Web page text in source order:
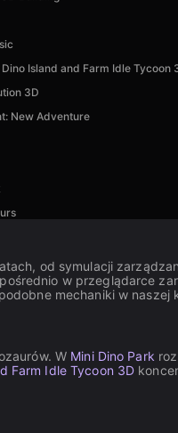
Island and Farm Idle Tycoon
3D
New Adventure
od symulacji
w przeglądarce
mechaniki w naszej
W Mini Dino Park
Farm Idle Tycoon 3D